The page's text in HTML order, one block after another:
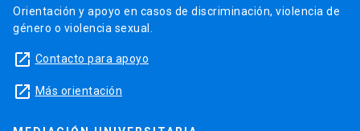
Orientación y apoyo en casos de discriminación, violencia de
género o violencia sexual.
launch Contacto para apoyo
launch Más orientación